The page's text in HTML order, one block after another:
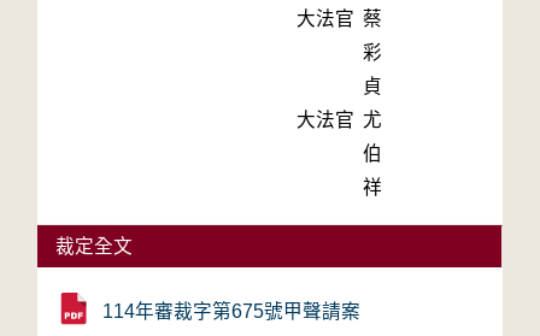
大法官 蔡
彩
貞
大法官 尤
伯
祥
裁定全文
114年審裁字第675號甲聲請案